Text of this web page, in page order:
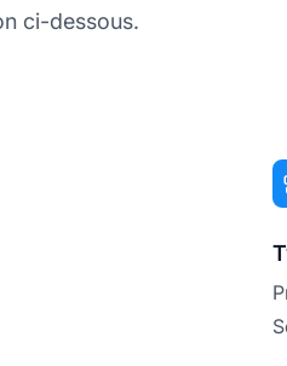
ci-dessous.